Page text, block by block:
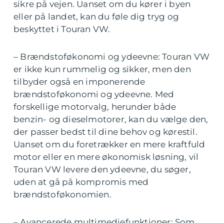
sikre på vejen. Uanset om du kører i byen
eller på landet, kan du føle dig tryg og
beskyttet i Touran VW.
– Brændstoføkonomi og ydeevne: Touran VW
er ikke kun rummelig og sikker, men den
tilbyder også en imponerende
brændstoføkonomi og ydeevne. Med
forskellige motorvalg, herunder både
benzin- og dieselmotorer, kan du vælge den,
der passer bedst til dine behov og kørestil.
Uanset om du foretrækker en mere kraftfuld
motor eller en mere økonomisk løsning, vil
Touran VW levere den ydeevne, du søger,
uden at gå på kompromis med
brændstoføkonomien.